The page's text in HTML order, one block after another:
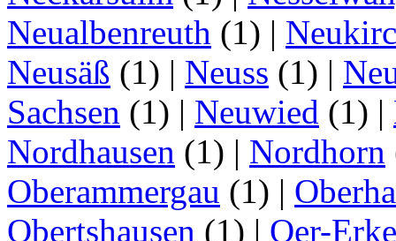
Neualbenreuth (1) |
Neusäß (1) | Neuss (1) |
Sachsen (1) | Neuwied (1) |
Nordhausen (1) | Nordhorn
Oberammergau (1) |
Obertshausen (1) | Oer-